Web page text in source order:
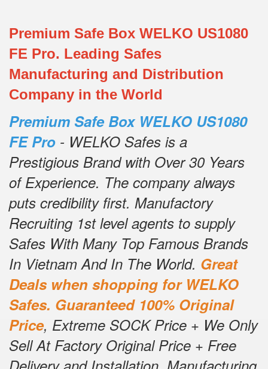
Premium Safe Box WELKO US1080
FE Pro. Leading Safes
Manufacturing and Distribution
Company in the World
Premium Safe Box WELKO US1080
FE Pro - WELKO Safes is a
Prestigious Brand with Over 30 Years
of Experience. The company always
puts credibility first. Manufactory
Recruiting 1st level agents to supply
Safes With Many Top Famous Brands
In Vietnam And In The World. Great
Deals when shopping for WELKO
Safes. Guaranteed 100% Original
Price, Extreme SOCK Price + We Only
Sell At Factory Original Price + Free